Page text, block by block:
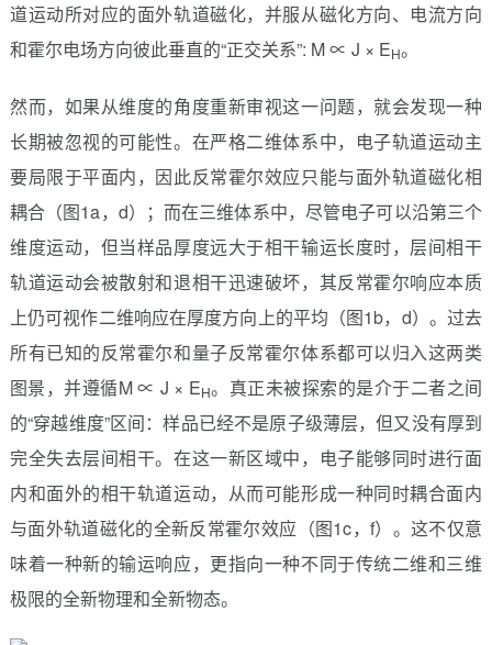
道运动所对应的面外轨道磁化，并服从磁化方向、电流方向
和霍尔电场方向彼此垂直的“正交关系”: M ∝ J × EH。
然而，如果从维度的角度重新审视这一问题，就会发现一种
长期被忽视的可能性。在严格二维体系中，电子轨道运动主
要局限于平面内，因此反常霍尔效应只能与面外轨道磁化相
耦合（图1a，d）；而在三维体系中，尽管电子可以沿第三个
维度运动，但当样品厚度远大于相干输运长度时，层间相干
轨道运动会被散射和退相干迅速破坏，其反常霍尔响应本质
上仍可视作二维响应在厚度方向上的平均（图1b，d）。过去
所有已知的反常霍尔和量子反常霍尔体系都可以归入这两类
图景，并遵循M ∝ J × EH。真正未被探索的是介于二者之间
的“穿越维度”区间：样品已经不是原子级薄层，但又没有厚到
完全失去层间相干。在这一新区域中，电子能够同时进行面
内和面外的相干轨道运动，从而可能形成一种同时耦合面内
与面外轨道磁化的全新反常霍尔效应（图1c，f）。这不仅意
味着一种新的输运响应，更指向一种不同于传统二维和三维
极限的全新物理和全新物态。